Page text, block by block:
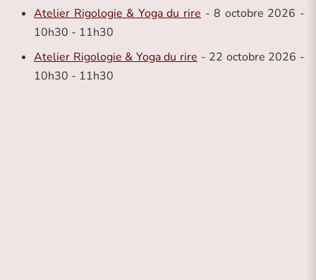
Atelier Rigologie & Yoga du rire - 8 octobre 2026 -
10h30 - 11h30
Atelier Rigologie & Yoga du rire - 22 octobre 2026 -
10h30 - 11h30